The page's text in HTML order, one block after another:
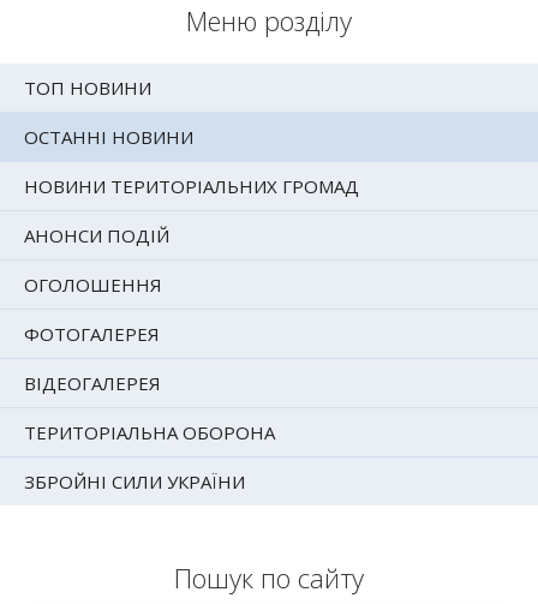
Меню розділу
ТОП НОВИНИ
ОСТАННІ НОВИНИ
НОВИНИ ТЕРИТОРІАЛЬНИХ ГРОМАД
АНОНСИ ПОДІЙ
ОГОЛОШЕННЯ
ФОТОГАЛЕРЕЯ
ВІДЕОГАЛЕРЕЯ
ТЕРИТОРІАЛЬНА ОБОРОНА
ЗБРОЙНІ СИЛИ УКРАЇНИ
Пошук по сайту